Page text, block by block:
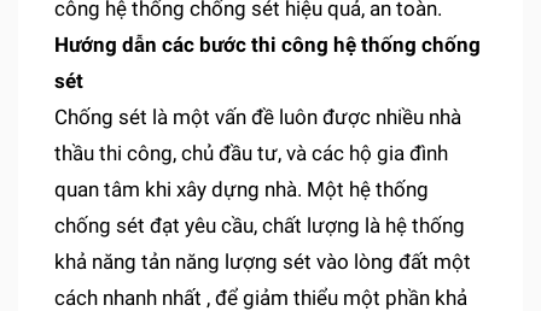
công hệ thống chống sét hiệu quả, an toàn.
Hướng dẫn các bước thi công hệ thống chống
sét
Chống sét là một vấn đề luôn được nhiều nhà
thầu thi công, chủ đầu tư, và các hộ gia đình
quan tâm khi xây dựng nhà. Một hệ thống
chống sét đạt yêu cầu, chất lượng là hệ thống
khả năng tản năng lượng sét vào lòng đất một
cách nhanh nhất , để giảm thiểu một phần khả